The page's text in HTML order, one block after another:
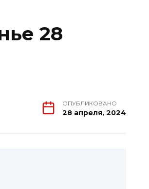
28
ОПУБЛИКОВАНО
28 апреля, 2024